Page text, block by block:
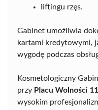
liftingu rzęs.
Gabinet umożliwia
kartami kredytowymi,
wygodę podczas
Kosmetologiczny
przy Placu Wolności 11
wysokim